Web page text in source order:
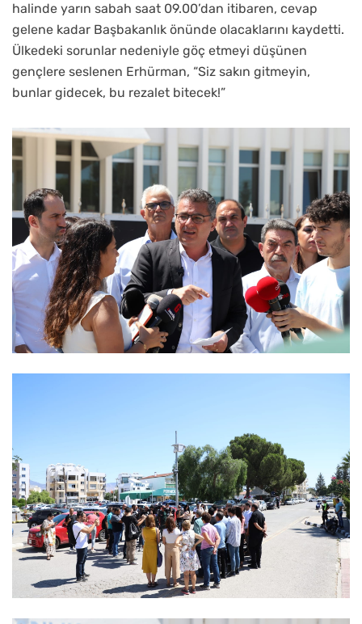
halinde yarın sabah saat 09.00’dan itibaren, cevap
gelene kadar Başbakanlık önünde olacaklarını kaydetti.
Ülkedeki sorunlar nedeniyle göç etmeyi düşünen
gençlere seslenen Erhürman, “Siz sakın gitmeyin,
bunlar gidecek, bu rezalet bitecek!”